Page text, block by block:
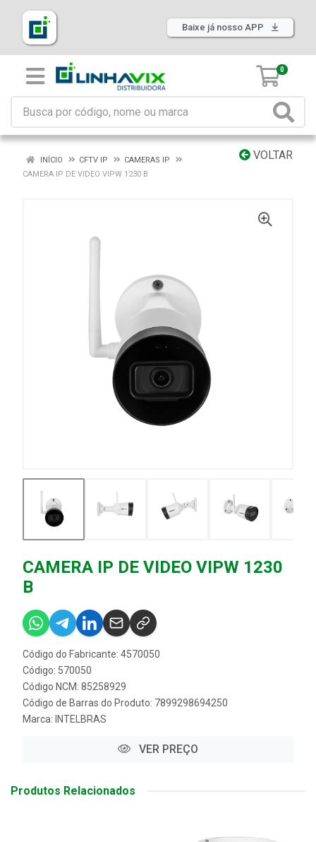
Baixe já nosso APP
0
VOLTAR
INÍCIO CFTV IP
CAMERAS IP
CAMERA IP DE VIDEO VIPW 1230 B
CAMERA IP DE VIDEO VIPW 1230
B
Código do Fabricante: 4570050
Código: 570050
Código NCM: 85258929
Código de Barras do Produto: 7899298694250
Marca: INTELBRAS
VER PREÇO
Produtos Relacionados